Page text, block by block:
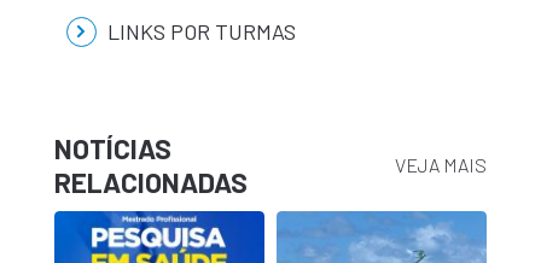
LINKS POR TURMAS
NOTÍCIAS
RELACIONADAS
VEJA MAIS